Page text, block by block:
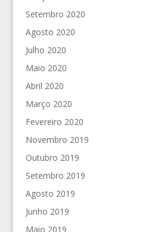
Setembro 2020
Agosto 2020
Julho 2020
Maio 2020
Abril 2020
Março 2020
Fevereiro 2020
Novembro 2019
Outubro 2019
Setembro 2019
Agosto 2019
Junho 2019
Maio 2019